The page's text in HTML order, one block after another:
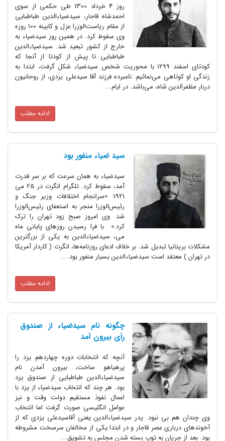
روز 4 خرداد 1300 طی حکمی از سوی
احمدشاه قاجار، سیدضیاءالدین طباطبایی
از مقام ریاست‌الوزرا عزل و کابینه 100 روزه
وی سقوط کرد. در همین روز سیدضیاء به
خارج از کشور تبعید شد. سیدضیاءالدین
طباطبایی تا پیش از کودتا از آنجا که
کودتای اسفند 1299 با محوریت شخص سیدضیاء شکل گرفت، ابتدا به
زندگی او کوتاهی می‌نمائیم. نامبرده فرزند آقا سیدعلی یزدی، از روحانیون
دربار مظفرالدین شاه، می‌باشد. در ایام...
ادامه مطلب
سید ضیاء منفور بود
سیدضیاء به همان سرعت که بر سر قدرت
آمد، سقوط کرد. تلگرام انگرت در 25 می
1921: «سرانجام اختلافات وزیر جنگ و
رئیس‌الوزرا منجر به استعفای رئیس‌الوزرا
شد. وی امروز صبح زود تهران را ترک
کرد.» با فرا رسیدن روز‌های پایانی ماه
می، سیدضیاءالدین به یکی از بزرگترین
مشکلات بریتانیا تبدیل شد. بر خلاف ادعای روزنامه‌ها، انگرت ( کاردار آمریکا
در تهران ) معتقد است سیدضیاءالدین بسیار منفور بود....
ادامه مطلب
چگونه نام سیدضیاء از صندوق
رأی بیرون آمد
آنچه که انتخابات دوره چهاردهم یزد را
پرهیاهو ساخت، بیرون آمدن نام
سیدضیاءالدین طباطبایی از صندوق یزد
بود. هر چند که انتخاب سیدضیاء از یزد با
اعمال نفوذ مستقیم دولت وقت و نیز
عوامل انگلیسی صورت گرفت اما انتخاب
وی چندان هم بی‌ نبود. پدر سیدضیاءالدین یعنی آقاسیدعلی یزدی که از
آخوندهای درباری عصر قاجار و در ابتدا یکی از مخالفان سرسخت مشروطه
بود. بعد از جریان به توپ بسته شدن مجلس به تشویق...